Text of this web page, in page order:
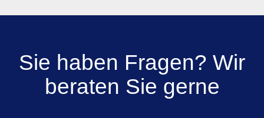
Sie haben Fragen? Wir
beraten Sie gerne